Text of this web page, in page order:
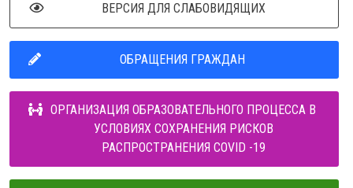
ВЕРСИЯ ДЛЯ СЛАБОВИДЯЩИХ
ОБРАЩЕНИЯ ГРАЖДАН
ОРГАНИЗАЦИЯ ОБРАЗОВАТЕЛЬНОГО ПРОЦЕССА В
УСЛОВИЯХ СОХРАНЕНИЯ РИСКОВ
РАСПРОСТРАНЕНИЯ COVID -19